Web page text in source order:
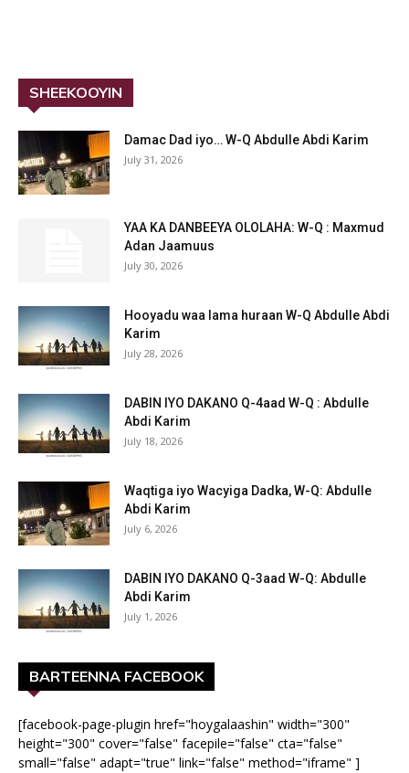
SHEEKOOYIN
Damac Dad iyo… W-Q Abdulle Abdi Karim
July 31, 2026
YAA KA DANBEEYA OLOLAHA: W-Q : Maxmud
Adan Jaamuus
July 30, 2026
Hooyadu waa lama huraan W-Q Abdulle Abdi
Karim
July 28, 2026
DABIN IYO DAKANO Q-4aad W-Q : Abdulle
Abdi Karim
July 18, 2026
Waqtiga iyo Wacyiga Dadka, W-Q: Abdulle
Abdi Karim
July 6, 2026
DABIN IYO DAKANO Q-3aad W-Q: Abdulle
Abdi Karim
July 1, 2026
BARTEENNA FACEBOOK
[facebook-page-plugin href="hoygalaashin" width="300"
height="300" cover="false" facepile="false" cta="false"
small="false" adapt="true" link="false" method="iframe" ]